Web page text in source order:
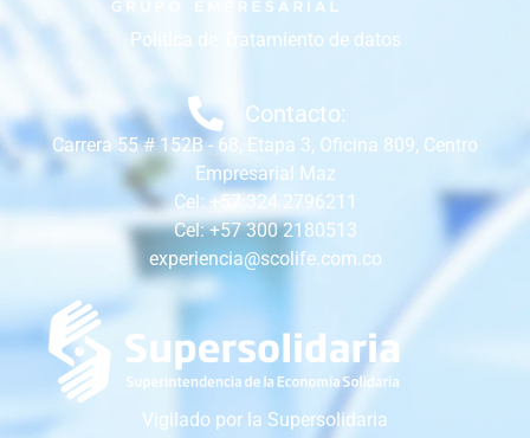
Política de Tratamiento de datos
Contacto:
Carrera 55 # 152B - 68, Etapa 3, Oficina 809, Centro
Empresarial Maz
Cel: +57 324 2796211
Cel: +57 300 2180513
experiencia@scolife.com.co
Vigilado por la Supersolidaria